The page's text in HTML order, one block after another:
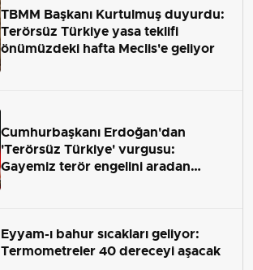
TBMM Başkanı Kurtulmuş duyurdu:
Terörsüz Türkiye yasa teklifi
önümüzdeki hafta Meclis'e geliyor
Cumhurbaşkanı Erdoğan'dan
'Terörsüz Türkiye' vurgusu:
Gayemiz terör engelini aradan
Eyyam-ı bahur sıcakları geliyor:
Termometreler 40 dereceyi aşacak